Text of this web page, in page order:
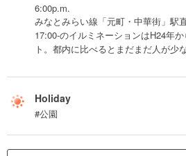
6:00p.m.
みなとみらい線「元町・中華街」駅
17:00-のイルミネーションはH24年
ト。都内に比べるとまだまだ人が少
Holiday
#公園